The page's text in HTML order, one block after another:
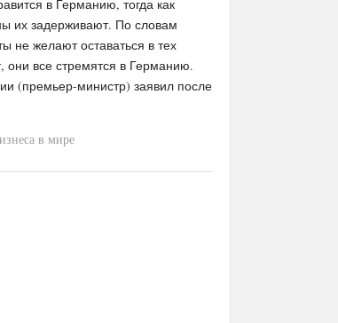
в Германию, тогда как
их задерживают. По словам
не желают оставаться в тех
они все стремятся в Германию.
(премьер-министр) заявил после
в мире